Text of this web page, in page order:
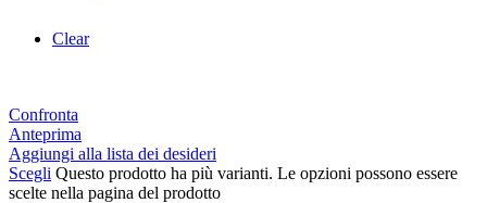
Clear
Confronta
Anteprima
Aggiungi alla lista dei desideri
Scegli Questo prodotto ha più varianti. Le opzioni possono essere
scelte nella pagina del prodotto